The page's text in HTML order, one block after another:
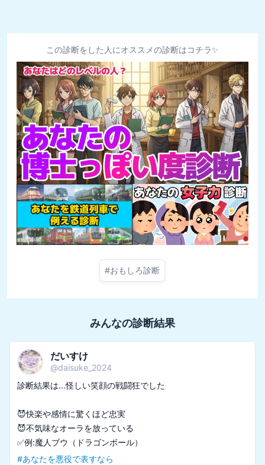
この診断をした人にオススメの診断はコチラ✨
#おもしろ診断
みんなの診断結果
だいすけ
@daisuke_2024
診断結果は...怪しい笑顔の戦闘狂でした
😈快楽や感情に驚くほど忠実
😈不気味なオーラを放っている
#あなたを悪役で表すなら